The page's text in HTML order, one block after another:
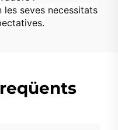
seves necessitats